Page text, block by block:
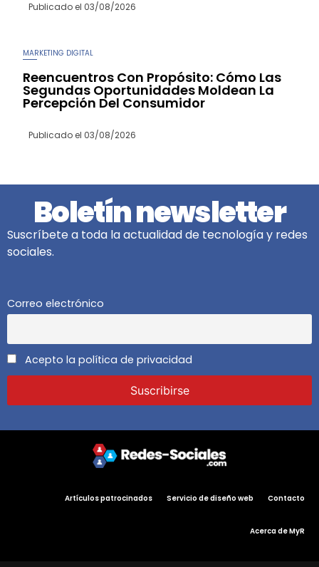
Publicado el 03/08/2026
MARKETING DIGITAL
Reencuentros Con Propósito: Cómo Las
Segundas Oportunidades Moldean La
Percepción Del Consumidor
Publicado el 03/08/2026
Boletín newsletter
Suscríbete a toda la actualidad de tecnología y redes
sociales.
Correo electrónico
Acepto la política de privacidad
Artículos patrocinados Servicio de diseño web Contacto
Acerca de MyR